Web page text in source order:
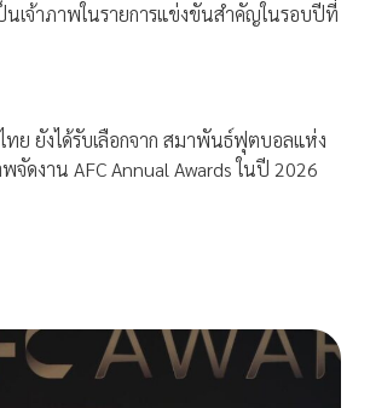
นเจ้าภาพในรายการแข่งขันสำคัญในรอบปีที่
ทย ยังได้รับเลือกจาก สมาพันธ์ฟุตบอลแห่ง
พจัดงาน AFC Annual Awards ในปี 2026